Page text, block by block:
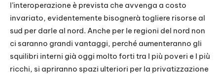
l’interoperazione è prevista che avvenga a costo
invariato, evidentemente bisognerà togliere risorse al
sud per darle al nord. Anche per le regioni del nord non
ci saranno grandi vantaggi, perché aumenteranno gli
squilibri interni già oggi molto forti tra I più poveri e I più
ricchi, si apriranno spazi ulteriori per la privatizzazione